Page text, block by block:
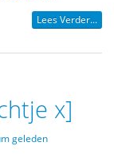
Lees Verder...
x]
geleden